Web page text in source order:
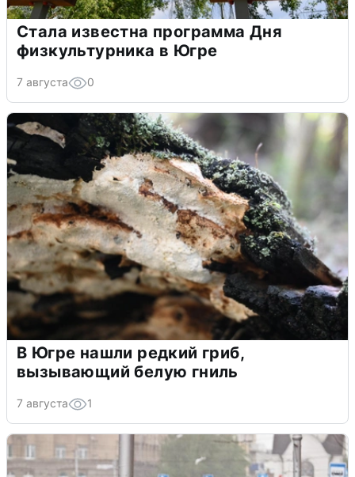
Стала известна программа Дня
физкультурника в Югре
7 августа 0
В Югре нашли редкий гриб,
вызывающий белую гниль
7 августа 1